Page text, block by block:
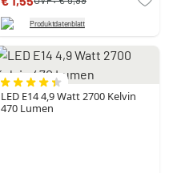
Produktdatenblatt
LED E14 4,9 Watt 2700 Kelvin
470 Lumen